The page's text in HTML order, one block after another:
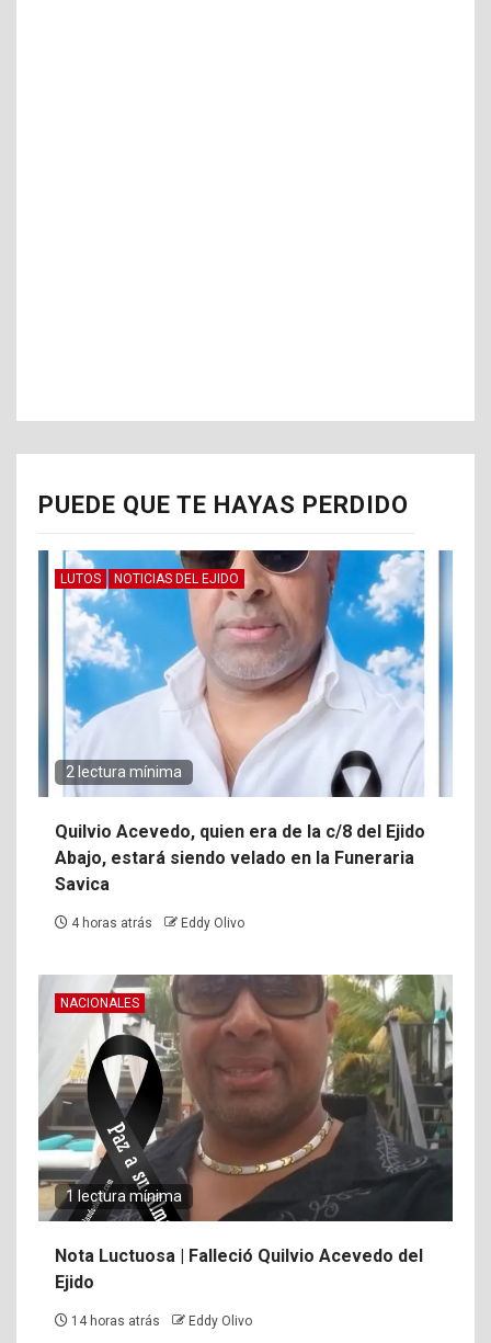
PUEDE QUE TE HAYAS PERDIDO
LUTOS NOTICIAS DEL EJIDO
2 lectura mínima
Quilvio Acevedo, quien era de la c/8 del Ejido
Abajo, estará siendo velado en la Funeraria
Savica
4 horas atrás Eddy Olivo
NACIONALES
1 lectura mínima
Nota Luctuosa | Falleció Quilvio Acevedo del
Ejido
14 horas atrás Eddy Olivo